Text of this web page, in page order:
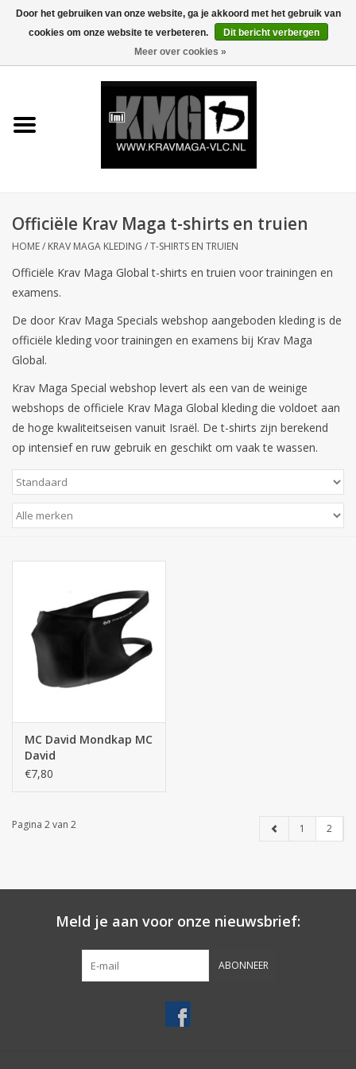
0 Artikelen - €0,00
Krav Maga Kleding
Kids Krav Maga
Sale
Merken
Officiële Krav Maga t-shirts en truien
HOME/ KRAV MAGA KLEDING /T-SHIRTS EN TRUIEN
Officiële Krav Maga Global t-shirts en truien voor trainingen en
examens.
De door Krav Maga Specials webshop aangeboden kleding is de
officiële kleding voor trainingen en examens bij Krav Maga
Global.
Krav Maga Special webshop levert als een van de weinige
webshops de officiele Krav Maga Global kleding die voldoet aan
de hoge kwaliteitseisen vanuit Israël. De t-shirts zijn berekend
op intensief en ruw gebruik en geschikt om vaak te wassen.
MC David Mondkap MC
David
€7,80
Pagina 2 van 2 1 2
Meld je aan voor onze nieuwsbrief:
ABONNEER
Door het gebruiken van onze website, ga je akkoord met het gebruik van
cookies om onze website te verbeteren.
Dit bericht verbergen
Meer over cookies »